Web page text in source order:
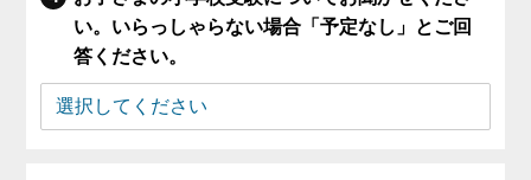
い。いらっしゃらない場合「予定なし」とご回
答ください。